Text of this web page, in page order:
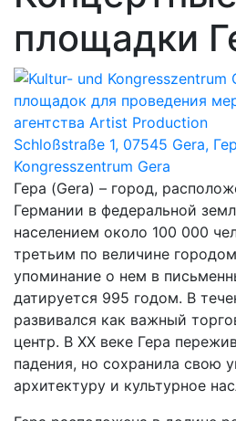
площадки
Schloßstraße 1, 07545 Gera,
Kongresszentrum Gera
Гера (Gera) – город,
Германии в федеральной
населением около 100 000
третьим по величине
упоминание о нем в
датируется 995 годом. В
развивался как важный
центр. В XX веке Гера
падения, но сохранила свою
архитектуру и культурное